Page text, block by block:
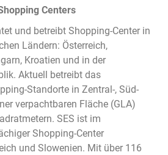
Centers
und betreibt Shopping-Center in
Ländern: Österreich,
Kroatien und in der
Aktuell betreibt das
Standorte in Zentral-, Süd-
verpachtbaren Fläche (GLA)
SES ist im
Shopping-Center
und Slowenien. Mit über 116